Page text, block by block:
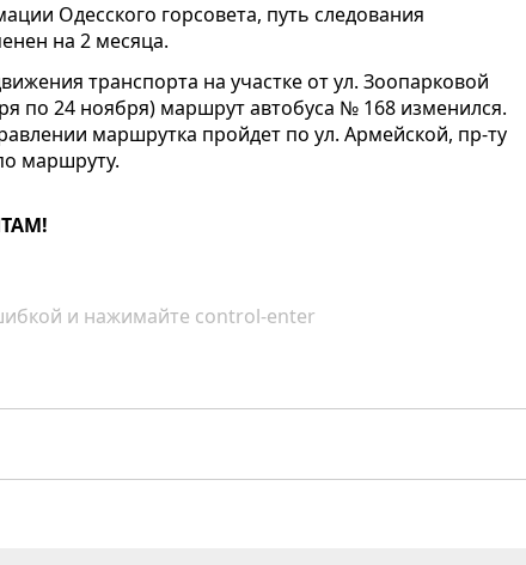
Одесского горсовета, путь следования
на 2 месяца.
транспорта на участке от ул. Зоопарковой
по 24 ноября) маршрут автобуса № 168 изменился.
маршрутка пройдет по ул. Армейской, пр-ту
маршруту.
и нажимайте control-enter